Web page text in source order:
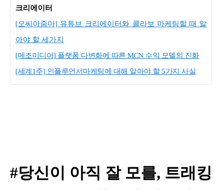
크리에이터
[오씨아줌마] 유튜브 크리에이터와 콜라보 마케팅할 때 알
아야 할 세가지
[메조미디어] 플랫폼 다변화에 따른 MCN 수익 모델의 진화
[세계1주] 인플루언서마케팅에 대해 알아야 할 5가지 사실
#당신이 아직 잘 모를, 트래킹